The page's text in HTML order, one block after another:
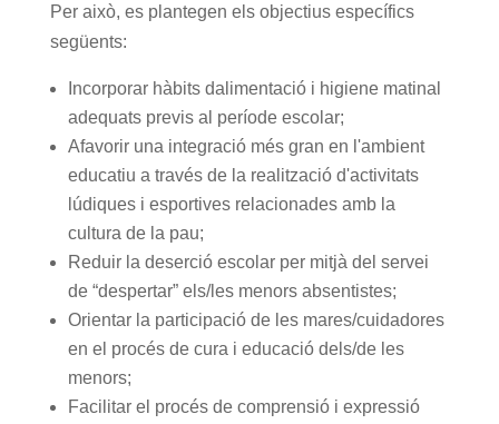
Per això, es plantegen els objectius específics
següents:
Incorporar hàbits dalimentació i higiene matinal
adequats previs al període escolar;
Afavorir una integració més gran en l'ambient
educatiu a través de la realització d'activitats
lúdiques i esportives relacionades amb la
cultura de la pau;
Reduir la deserció escolar per mitjà del servei
de “despertar” els/les menors absentistes;
Orientar la participació de les mares/cuidadores
en el procés de cura i educació dels/de les
menors;
Facilitar el procés de comprensió i expressió